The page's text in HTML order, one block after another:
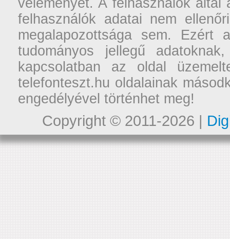
véleményét. A felhasználók
felhasználók adatai nem
megalapozottsága sem. Ezért
tudományos jellegű
kapcsolatban az oldal
telefonteszt.hu oldalainak
engedélyével történhet meg!
Copyright © 2011-2026 |